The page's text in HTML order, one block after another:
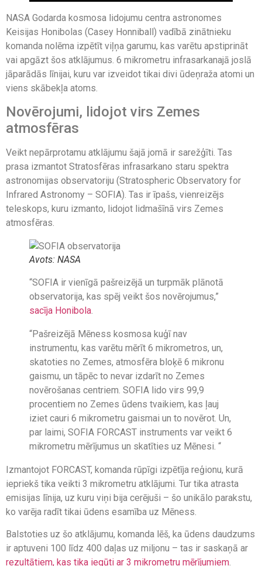
NASA Godarda kosmosa lidojumu centra astronomes
Keisijas Honibolas (Casey Honniball) vadībā zinātnieku
komanda nolēma izpētīt viļņa garumu, kas varētu apstiprināt
vai apgāzt šos atklājumus. 6 mikrometru infrasarkanajā joslā
jāparādās līnijai, kuru var izveidot tikai divi ūdeņraža atomi un
viens skābekļa atoms.
Novērojumi, lidojot virs Zemes
atmosfēras
Veikt nepārprotamu atklājumu šajā jomā ir sarežģīti. Tas
prasa izmantot Stratosfēras infrasarkano staru spektra
astronomijas observatoriju (Stratospheric Observatory for
Infrared Astronomy – SOFIA). Tas ir īpašs, vienreizējs
teleskops, kuru izmanto, lidojot lidmašīnā virs Zemes
atmosfēras.
Avots: NASA
“SOFIA ir vienīgā pašreizējā un turpmāk plānotā
observatorija, kas spēj veikt šos novērojumus,”
sacīja Honibola.
“Pašreizējā Mēness kosmosa kuģī nav
instrumentu, kas varētu mērīt 6 mikrometros, un,
skatoties no Zemes, atmosfēra bloķē 6 mikronu
gaismu, un tāpēc to nevar izdarīt no Zemes
novērošanas centriem. SOFIA lido virs 99,9
procentiem no Zemes ūdens tvaikiem, kas ļauj
iziet cauri 6 mikrometru gaismai un to novērot. Un,
par laimi, SOFIA FORCAST instruments var veikt 6
mikrometru mērījumus un skatīties uz Mēnesi. “
Izmantojot FORCAST, komanda rūpīgi izpētīja reģionu, kurā
iepriekš tika veikti 3 mikrometru atklājumi. Tur tika atrasta
emisijas līnija, uz kuru viņi bija cerējuši – šo unikālo parakstu,
ko varēja radīt tikai ūdens esamība uz Mēness.
Balstoties uz šo atklājumu, komanda lēš, ka ūdens daudzums
ir aptuveni 100 līdz 400 daļas uz miljonu – tas ir saskaņā ar
rezultātiem, kas tika iegūti ar 3 mikrometru mērījumiem.